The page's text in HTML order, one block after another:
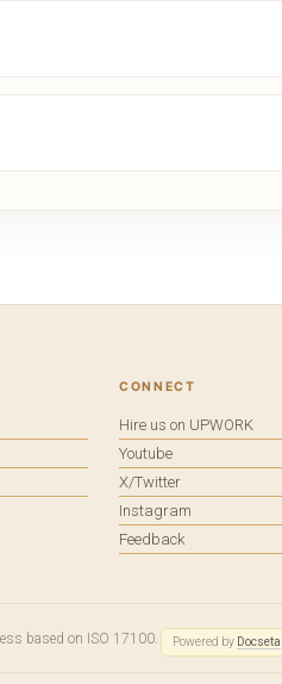
CONNECT
Hire us on UPWORK
Youtube
X/Twitter
Instagram
Feedback
based on ISO 17100. Powered by Docseta